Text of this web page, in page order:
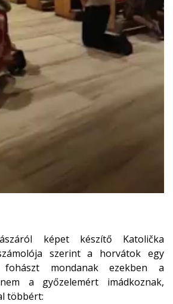
képet készítő Katolička
szerint a horvátok egy
mondanak ezekben a
a győzelemért imádkoznak,
többért: